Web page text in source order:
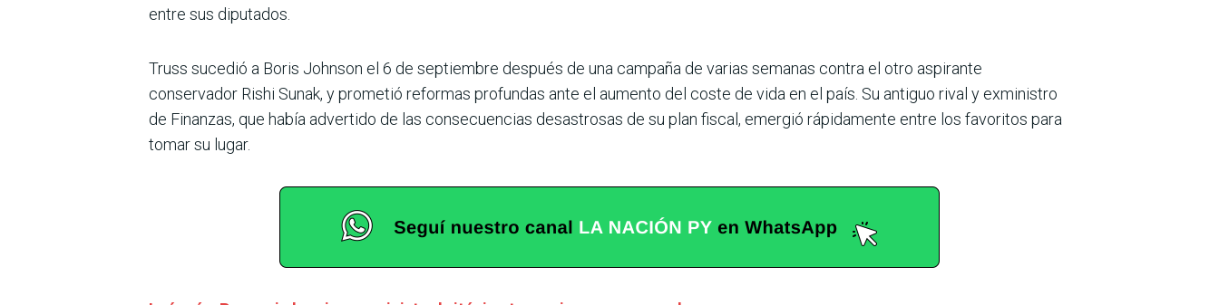
entre sus diputados.
Truss sucedió a Boris Johnson el 6 de septiembre después de una campaña de varias semanas contra el otro aspirante
conservador Rishi Sunak, y prometió reformas profundas ante el aumento del coste de vida en el país. Su antiguo rival y exministro
de Finanzas, que había advertido de las consecuencias desastrosas de su plan fiscal, emergió rápidamente entre los favoritos para
tomar su lugar.